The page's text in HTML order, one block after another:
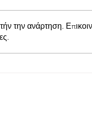
και σκορ 1-4 επί της
την ανάρτηση.